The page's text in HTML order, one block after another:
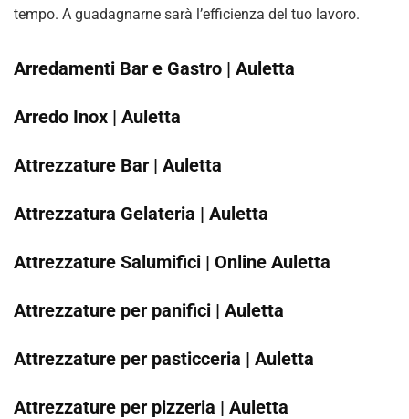
tempo. A guadagnarne sarà l’efficienza del tuo lavoro.
Arredamenti Bar e Gastro | Auletta
Arredo Inox | Auletta
Attrezzature Bar | Auletta
Attrezzatura Gelateria | Auletta
Attrezzature Salumifici | Online Auletta
Attrezzature per panifici | Auletta
Attrezzature per pasticceria | Auletta
Attrezzature per pizzeria | Auletta